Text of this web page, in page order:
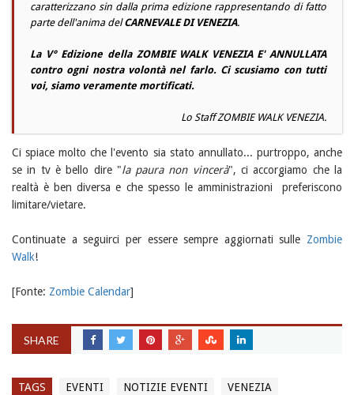
caratterizzano sin dalla prima edizione rappresentando di fatto
parte dell'anima delCARNEVALE DI VENEZIA.
La V° Edizione della ZOMBIE WALK VENEZIA E' ANNULLATA
contro ogni nostra volontà nel farlo. Ci scusiamo con tutti
voi, siamo veramente mortificati.
Lo Staff ZOMBIE WALK VENEZIA.
Ci spiace molto che l'evento sia stato annullato... purtroppo, anche
se in tv è bello dire "la paura non vincerà", ci accorgiamo che la
realtà è ben diversa e che spesso le amministrazioni preferiscono
limitare/vietare.
Continuate a seguirci per essere sempre aggiornati sulle Zombie
Walk!
[Fonte: Zombie Calendar]
SHARE
TAGS EVENTI NOTIZIE EVENTI
VENEZIA